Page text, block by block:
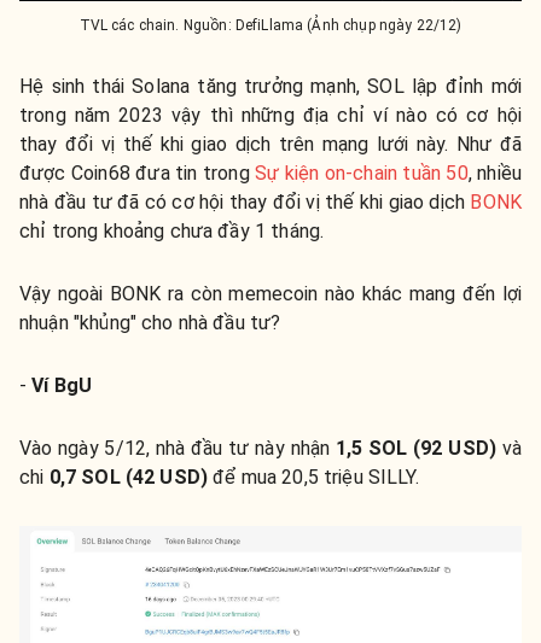
TVL các chain. Nguồn: DefiLlama (Ảnh chụp ngày 22/12)
Hệ sinh thái Solana tăng trưởng mạnh, SOL lập đỉnh mới
trong năm 2023 vậy thì những địa chỉ ví nào có cơ hội
thay đổi vị thế khi giao dịch trên mạng lưới này. Như đã
được Coin68 đưa tin trongSự kiện on-chain tuần 50, nhiều
nhà đầu tư đã có cơ hội thay đổi vị thế khi giao dịch BONK
chỉ trong khoảng chưa đầy 1 tháng.
Vậy ngoài BONK ra còn memecoin nào khác mang đến lợi
nhuận "khủng" cho nhà đầu tư?
-Ví BgU
Vào ngày 5/12, nhà đầu tư này nhận 1,5 SOL (92 USD)và
chi 0,7 SOL (42 USD) để mua 20,5 triệu SILLY.